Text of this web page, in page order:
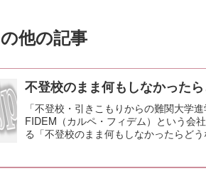
他の記事
不登校のまま何もしなかった
「不登校・引きこもりからの難関大学
FIDEM（カルペ・フィデム）という会
る「不登校のまま何もしなかったらど